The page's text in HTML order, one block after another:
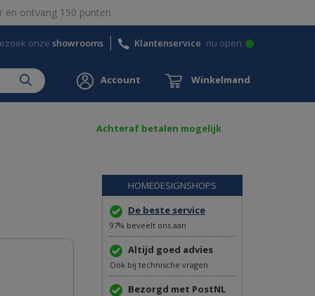
en ontvang 150 punten
onze showrooms Klantenservice nu open
Account Winkelmand
Achteraf betalen mogelijk
HOMEDESIGNSHOPS
De beste service
97% beveelt ons aan
Altijd goed advies
Ook bij technische vragen
Bezorgd met PostNL